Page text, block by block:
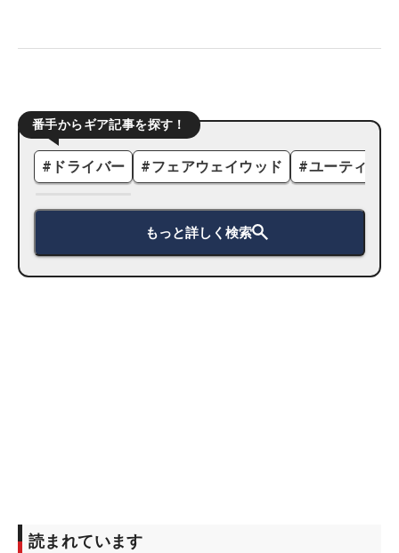
番手からギア記事を探す！
# ドライバー #フェアウェイウッド #ユーティリ
もっと詳しく検索
読まれています